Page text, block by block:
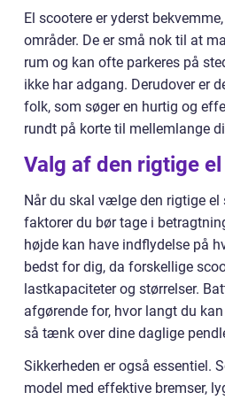
El scootere er yderst
områder. De er små nok til at
rum og kan ofte parkeres på
ikke har adgang. Derudover er
folk, som søger en hurtig og
rundt på korte til mellemlange
Valg af den rigtige
Når du skal vælge den rigtige el
faktorer du bør tage i
højde kan have indflydelse på
bedst for dig, da forskellige
lastkapaciteter og størrelser.
afgørende for, hvor langt du
så tænk over dine daglige
Sikkerheden er også essentiel.
model med effektive bremser,